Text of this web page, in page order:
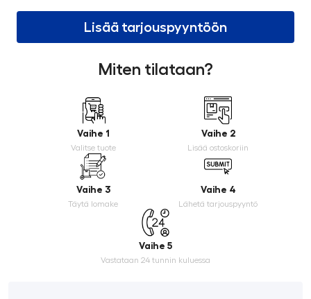
Lisää tarjouspyyntöön
Miten tilataan?
Vaihe 1
Valitse tuote
Vaihe 2
Lisää ostoskoriin
Vaihe 3
Täytä lomake
Vaihe 4
Lähetä tarjouspyyntö
Vaihe 5
Vastataan 24 tunnin kuluessa